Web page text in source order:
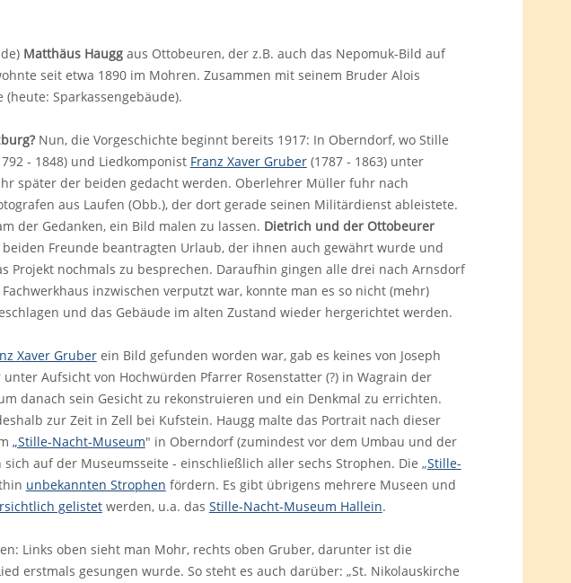
Matthäus Hauggaus Ottobeuren, der z.B. auch das Nepomuk-Bild auf
seit etwa 1890 im Mohren. Zusammen mit seinem Bruder Alois
Sparkassengebäude).
Nun, die Vorgeschichte beginnt bereits 1917: In Oberndorf, wo Stille
- 1848) und Liedkomponist Franz Xaver Gruber(1787 - 1863) unter
später der beiden gedacht werden. Oberlehrer Müller fuhr nach
aus Laufen (Obb.), der dort gerade seinen Militärdienst ableistete.
der Gedanken, ein Bild malen zu lassen. Dietrich und der Ottobeurer
beiden Freunde beantragten Urlaub, der ihnen auch gewährt wurde und
nochmals zu besprechen. Daraufhin gingen alle drei nach Arnsdorf
inzwischen verputzt war, konnte man es so nicht (mehr)
und das Gebäude im alten Zustand wieder hergerichtet werden.
Xaver Gruberein Bild gefunden worden war, gab es keines von Joseph
Aufsicht von Hochwürden Pfarrer Rosenstatter (?) in Wagrain der
danach sein Gesicht zu rekonstruieren und ein Denkmal zu errichten.
zur Zeit in Zell bei Kufstein. Haugg malte das Portrait nach dieser
„Stille-Nacht-Museum" in Oberndorf (zumindest vor dem Umbau und der
sich auf der Museumsseite - einschließlich aller sechs Strophen. Die „Stille-
unbekannten Strophen fördern. Es gibt übrigens mehrere Museen und
gelistetwerden, u.a. das Stille-Nacht-Museum Hallein.
Links oben sieht man Mohr, rechts oben Gruber, darunter ist die
erstmals gesungen wurde. So steht es auch darüber: „St. Nikolauskirche